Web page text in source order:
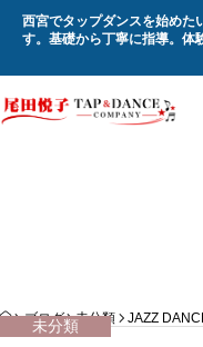
西宮でタップダンスを始めた
す。基礎から丁寧に指導。体
HOME
ブログ 未分類 JAZZ
未分類